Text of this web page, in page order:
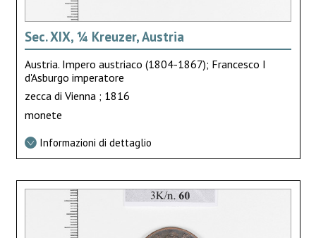
Sec. XIX, ¼ Kreuzer, Austria
Austria. Impero austriaco (1804-1867); Francesco I
d'Asburgo imperatore
zecca di Vienna ; 1816
monete
Informazioni di dettaglio